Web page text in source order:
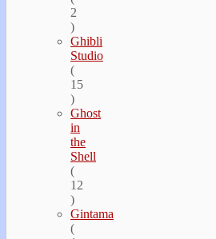
2
)
Ghibli
Studio
(
15
)
Ghost
in
the
Shell
(
12
)
Gintama
(